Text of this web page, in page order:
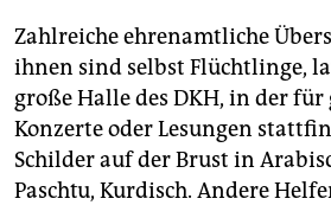
Zahlreiche ehrenamtliche
ihnen sind selbst Flüchtlinge,
große Halle des DKH, in der
Konzerte oder Lesungen
Schilder auf der Brust in
Paschtu, Kurdisch. Andere